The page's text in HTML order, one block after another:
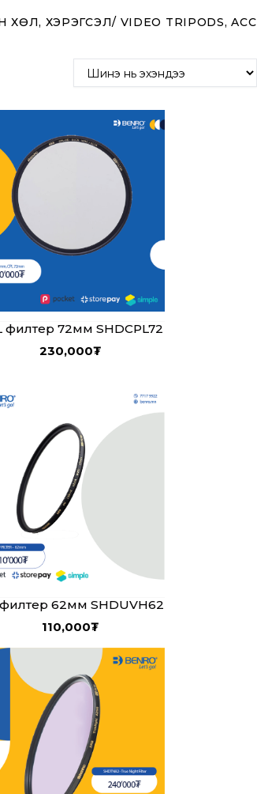
ХЭРЭГСЭЛ/ VIDEO TRIPODS,
филтер 72мм SHDCPL72
230,000₮
62мм SHDUVH62
110,000₮